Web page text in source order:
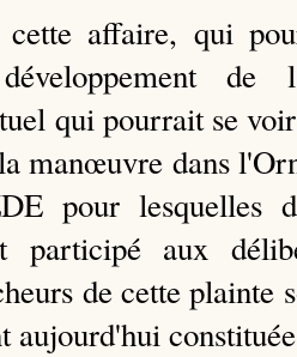
cette affaire, qui
de
qui pourrait se
manœuvre dans
pour lesquelles
participé aux
de cette plainte
aujourd'hui